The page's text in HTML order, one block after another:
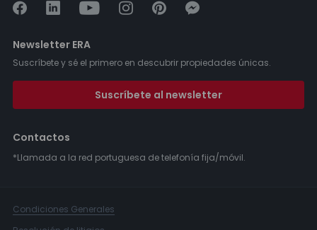
Newsletter ERA
Suscríbete y sé el primero en descubrir propiedades únicas.
Suscríbete al newsletter
Contactos
*Llamada a la red portuguesa de telefonía fija/móvil.
Condiciones Generales